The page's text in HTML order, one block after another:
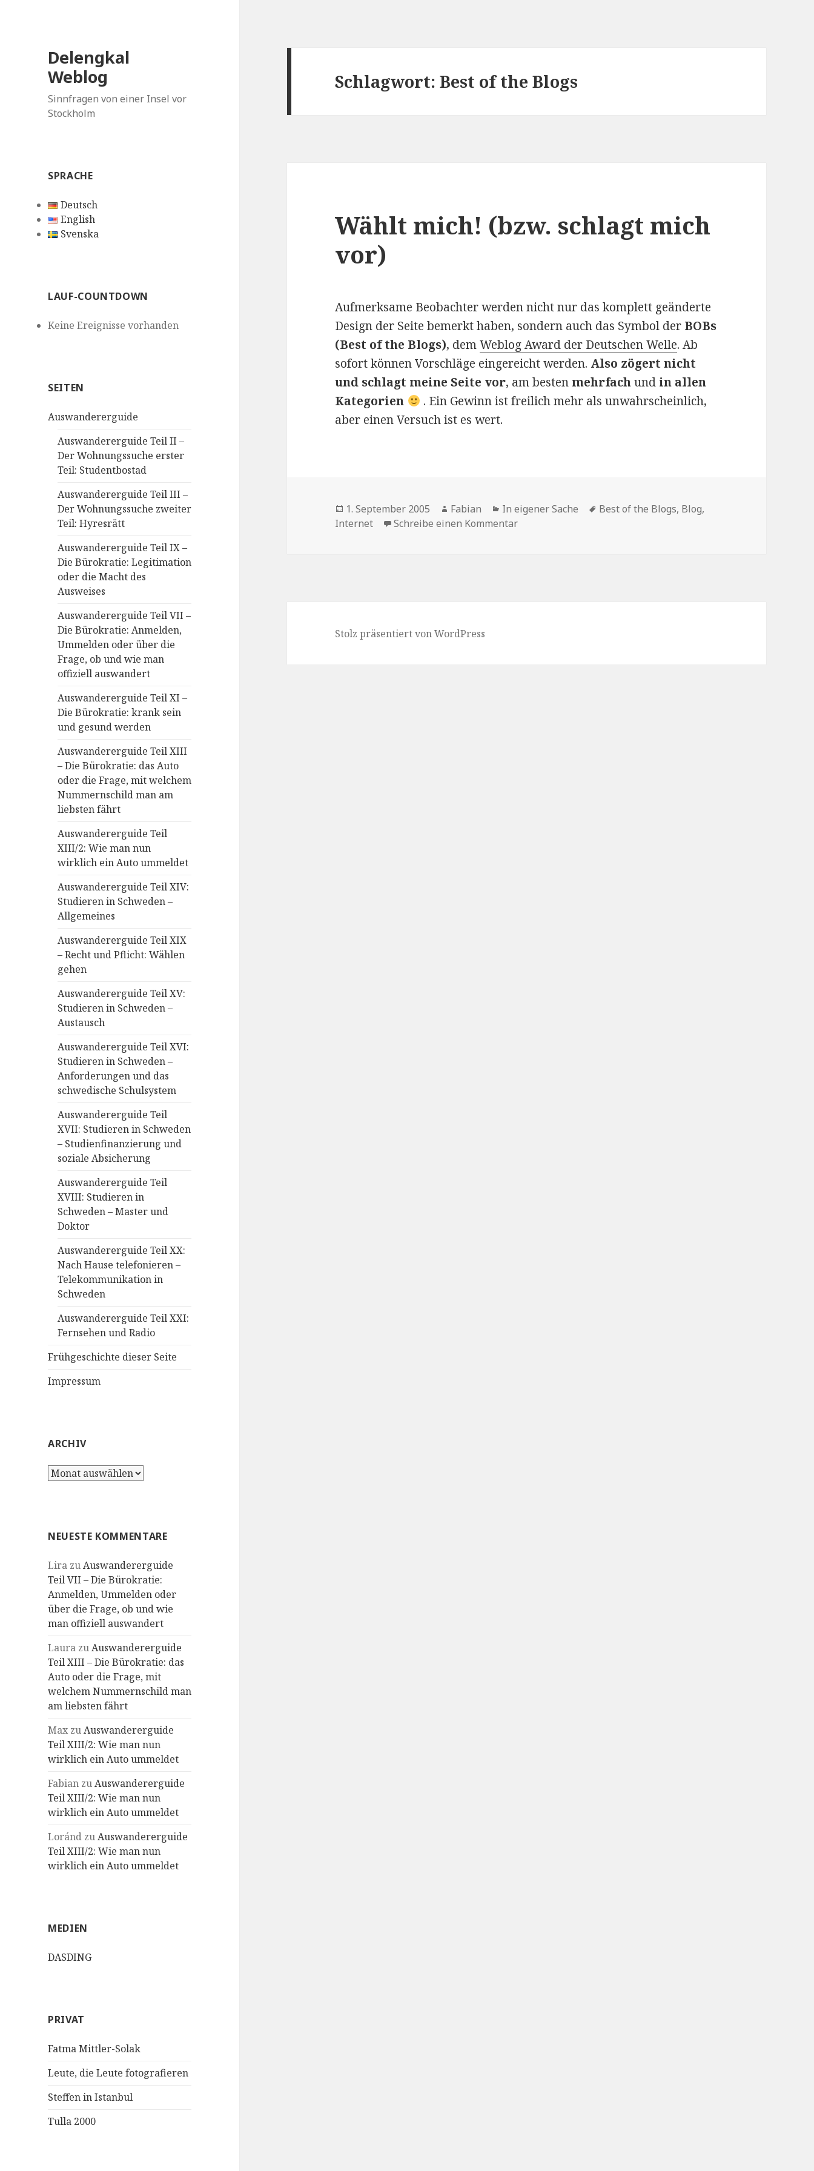
Delengkal
Weblog
Sinnfragen von einer Insel vor
Stockholm
SPRACHE
Deutsch
English
Svenska
LAUF-COUNTDOWN
Keine Ereignisse vorhanden
SEITEN
Auswandererguide
Auswandererguide Teil II –
Der Wohnungssuche erster
Teil: Studentbostad
Auswandererguide Teil III –
Der Wohnungssuche zweiter
Teil: Hyresrätt
Auswandererguide Teil IX –
Die Bürokratie: Legitimation
oder die Macht des
Ausweises
Auswandererguide Teil VII –
Die Bürokratie: Anmelden,
Ummelden oder über die
Frage, ob und wie man
offiziell auswandert
Auswandererguide Teil XI –
Die Bürokratie: krank sein
und gesund werden
Auswandererguide Teil XIII
– Die Bürokratie: das Auto
oder die Frage, mit welchem
Nummernschild man am
liebsten fährt
Auswandererguide Teil
XIII/2: Wie man nun
wirklich ein Auto ummeldet
Auswandererguide Teil XIV:
Studieren in Schweden –
Allgemeines
Auswandererguide Teil XIX
– Recht und Pflicht: Wählen
gehen
Auswandererguide Teil XV:
Studieren in Schweden –
Austausch
Auswandererguide Teil XVI:
Studieren in Schweden –
Anforderungen und das
schwedische Schulsystem
Auswandererguide Teil
XVII: Studieren in Schweden
– Studienfinanzierung und
soziale Absicherung
Auswandererguide Teil
XVIII: Studieren in
Schweden – Master und
Doktor
Auswandererguide Teil XX:
Nach Hause telefonieren –
Telekommunikation in
Schweden
Auswandererguide Teil XXI:
Fernsehen und Radio
Frühgeschichte dieser Seite
Impressum
ARCHIV
Archiv
NEUESTE KOMMENTARE
Lira zuAuswandererguide
Teil VII – Die Bürokratie:
Anmelden, Ummelden oder
über die Frage, ob und wie
man offiziell auswandert
Laura zuAuswandererguide
Teil XIII – Die Bürokratie: das
Auto oder die Frage, mit
welchem Nummernschild man
am liebsten fährt
Max zuAuswandererguide
Teil XIII/2: Wie man nun
wirklich ein Auto ummeldet
Fabian zuAuswandererguide
Teil XIII/2: Wie man nun
wirklich ein Auto ummeldet
Loránd zuAuswandererguide
Teil XIII/2: Wie man nun
wirklich ein Auto ummeldet
MEDIEN
DASDING
PRIVAT
Fatma Mittler-Solak
Leute, die Leute fotografieren
Steffen in Istanbul
Tulla 2000
Schlagwort:Best of the Blogs
Wählt mich! (bzw. schlagt mich
vor)
Aufmerksame Beobachter werden nicht nur das komplett geänderte
Design der Seite bemerkt haben, sondern auch das Symbol der BOBs
(Best of the Blogs), demWeblog Award der Deutschen Welle. Ab
sofort können Vorschläge eingereicht werden. Also zögert nicht
und schlagt meine Seite vor, am besten mehrfachund in allen
Kategorien
. Ein Gewinn ist freilich mehr als unwahrscheinlich,
aber einen Versuch ist es wert.
Veröffentlicht
am
1. September 2005 Autor
Fabian Kategorien
In eigener Sache Schlagwörter
Best of the Blogs, Blog,
Internet
Schreibe einen Kommentarzu Wählt mich! (bzw. schlagt mich vor)
Stolz präsentiert von WordPress